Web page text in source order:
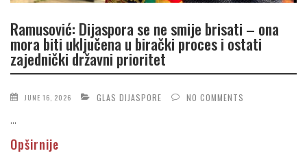
Ramusović: Dijaspora se ne smije brisati – ona
mora biti uključena u birački proces i ostati
zajednički državni prioritet
JUNE 16, 2026 GLAS DIJASPORE NO COMMENTS
...
Opširnije